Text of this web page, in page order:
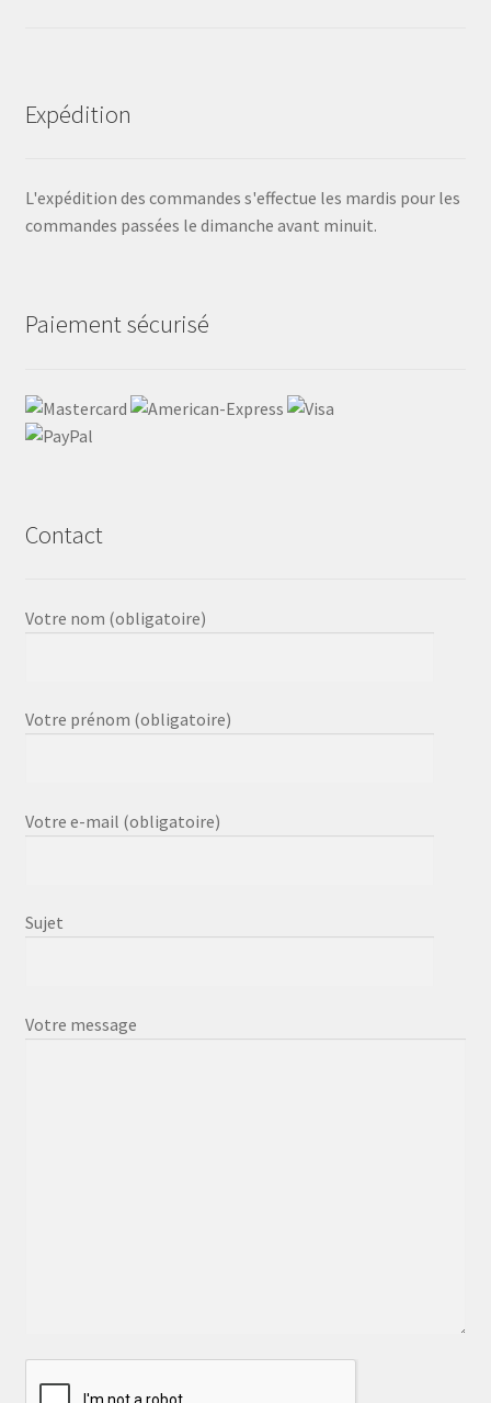
Expédition
L'expédition des commandes s'effectue les mardis pour les
commandes passées le dimanche avant minuit.
Paiement sécurisé
Contact
Votre nom (obligatoire)
Votre prénom (obligatoire)
Votre e-mail (obligatoire)
Sujet
Votre message